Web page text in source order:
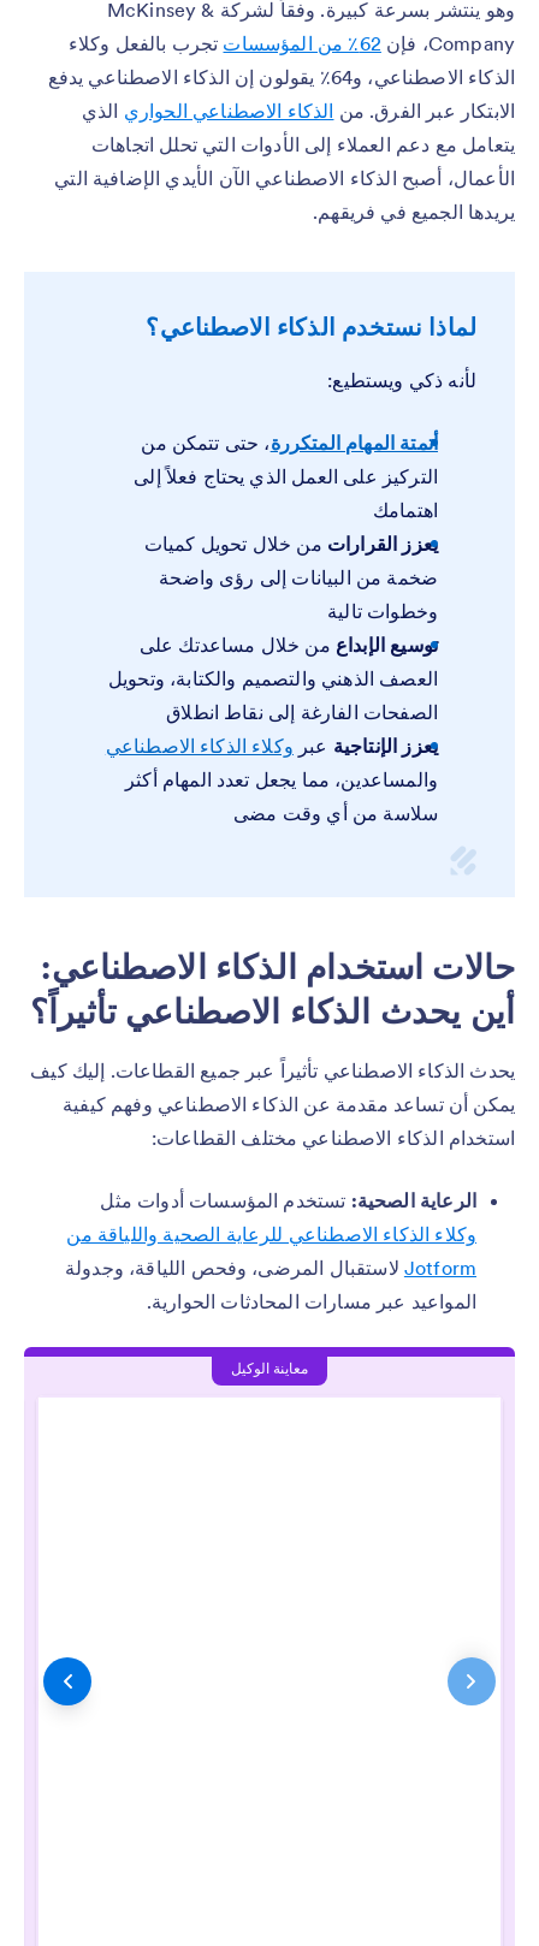
وهو ينتشر بسرعة كبيرة. وفقاً لشركة McKinsey &
Company، فإن
62٪ من المؤسسات
تجرب بالفعل وكلاء
الذكاء الاصطناعي، و64٪ يقولون إن الذكاء الاصطناعي يدفع
الابتكار عبر الفرق. من الذكاء الاصطناعي الحواري الذي
يتعامل مع دعم العملاء إلى الأدوات التي تحلل اتجاهات
الأعمال، أصبح الذكاء الاصطناعي الآن الأيدي الإضافية التي
يريدها الجميع في فريقهم.
لماذا نستخدم الذكاء الاصطناعي؟
لأنه ذكي ويستطيع:
أتمتة المهام المتكررة، حتى تتمكن من
التركيز على العمل الذي يحتاج فعلاً إلى
اهتمامك
يعزز القرارات من خلال تحويل كميات
ضخمة من البيانات إلى رؤى واضحة
وخطوات تالية
توسيع الإبداع من خلال مساعدتك على
العصف الذهني والتصميم والكتابة، وتحويل
الصفحات الفارغة إلى نقاط انطلاق
يعزز الإنتاجية عبر وكلاء الذكاء الاصطناعي
والمساعدين، مما يجعل تعدد المهام أكثر
سلاسة من أي وقت مضى
حالات استخدام الذكاء الاصطناعي:
أين يحدث الذكاء الاصطناعي تأثيراً؟
يحدث الذكاء الاصطناعي تأثيراً عبر جميع القطاعات. إليك كيف
يمكن أن تساعد مقدمة عن الذكاء الاصطناعي وفهم كيفية
استخدام الذكاء الاصطناعي مختلف القطاعات:
الرعاية الصحية: تستخدم المؤسسات أدوات مثل
وكلاء الذكاء الاصطناعي للرعاية الصحية واللياقة من
Jotform لاستقبال المرضى، وفحص اللياقة، وجدولة
المواعيد عبر مسارات المحادثات الحوارية.